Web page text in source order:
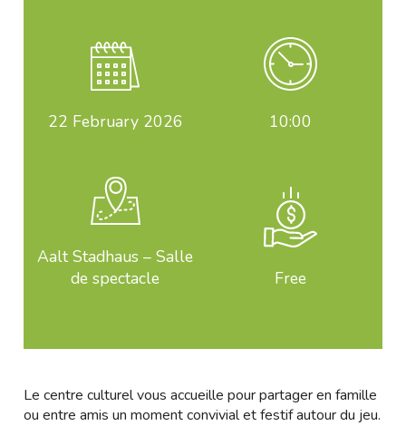
22 February 2026 10:00
Aalt Stadhaus – Salle
de spectacle
Free
Le centre culturel vous accueille pour partager en famille
ou entre amis un moment convivial et festif autour du jeu.